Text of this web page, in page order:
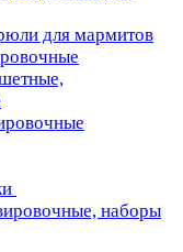
для мармитов
наборы